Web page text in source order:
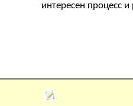
интересен процесс